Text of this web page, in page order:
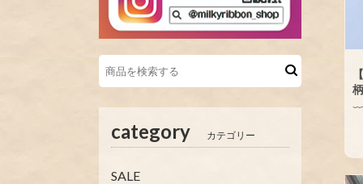
category カテゴリー
SALE